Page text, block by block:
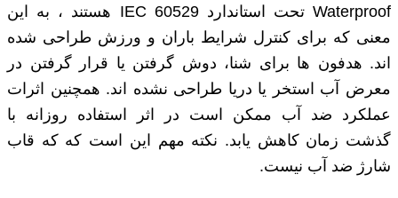
Waterproof تحت استاندارد IEC 60529 هستند ، به این
معنی که برای کنترل شرایط باران و ورزش طراحی شده
اند. هدفون ها برای شنا، دوش گرفتن یا قرار گرفتن در
معرض آب استخر یا دریا طراحی نشده اند. همچنین اثرات
عملکرد ضد آب ممکن است در اثر استفاده روزانه با
گذشت زمان کاهش یابد. نکته مهم این است که که قاب
شارژ ضد آب نیست.